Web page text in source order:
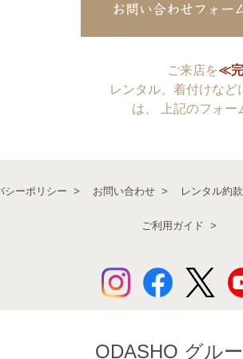
ご来店を≪
レンタル、着付けな
は、 上記のフォー
シーポリシー お問い合わせ レンタル約款
ご利用ガイド
ODASHO グル